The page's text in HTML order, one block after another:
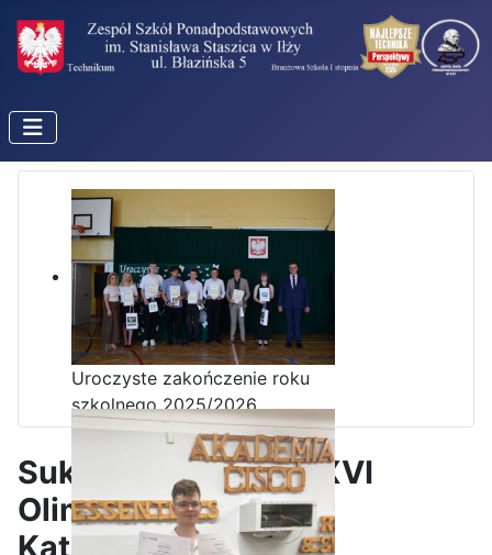
Uroczyste zakończenie roku
szkolnego 2025/2026
Sukces Kingi na XXXVI
Olimpiadzie Teologii
Katolickiej